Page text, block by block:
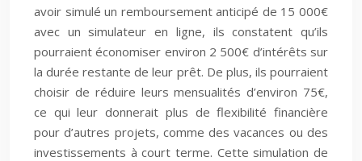
avoir simulé un remboursement anticipé de 15 000€
avec un simulateur en ligne, ils constatent qu’ils
pourraient économiser environ 2 500€ d’intérêts sur
la durée restante de leur prêt. De plus, ils pourraient
choisir de réduire leurs mensualités d’environ 75€,
ce qui leur donnerait plus de flexibilité financière
pour d’autres projets, comme des vacances ou des
investissements à court terme. Cette simulation de